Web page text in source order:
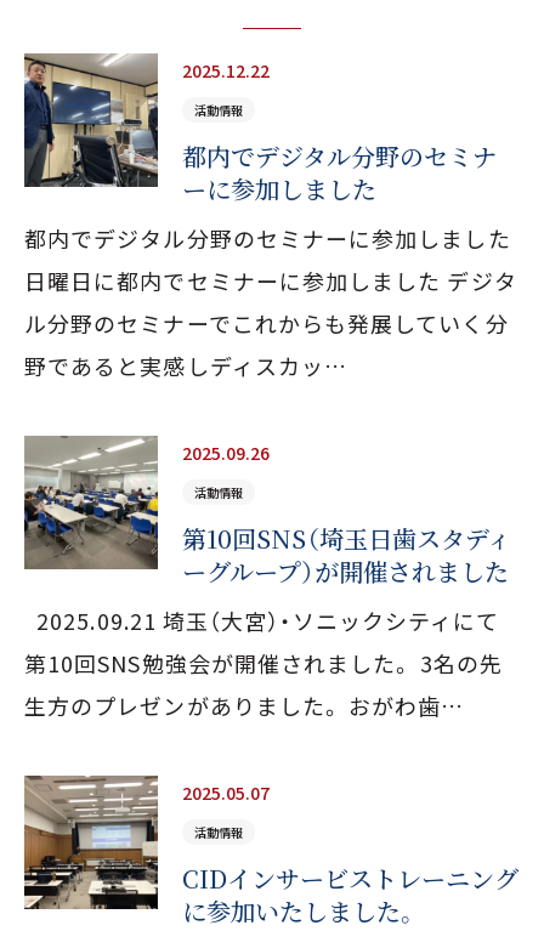
2025.12.22
活動情報
都内でデジタル分野のセミナ
ーに参加しました
都内でデジタル分野のセミナーに参加しました
日曜日に都内でセミナーに参加しました デジタ
ル分野のセミナーでこれからも発展していく分
野であると実感しディスカッ…
2025.09.26
活動情報
第10回SNS（埼玉日歯スタディ
ーグループ）が開催されました
2025.09.21 埼玉（大宮）・ソニックシティにて
第10回SNS勉強会が開催されました。 3名の先
生方のプレゼンがありました。 おがわ歯…
2025.05.07
活動情報
CIDインサービストレーニング
に参加いたしました。
セラミック治療・ホワイトニング
矯正歯科 一般歯科
0480-93-7001
JR宇都宮線「白岡駅」西口徒歩4分・駐車場9台完備
平日 9:00〜13:00／14:00〜18:00
土曜 9:00〜13:00／14:00〜16:00
木曜・日曜・祝日